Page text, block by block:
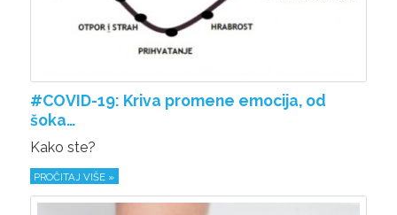
#COVID-19: Kriva promene emocija, od
šoka…
Kako ste?
PROČITAJ VIŠE »